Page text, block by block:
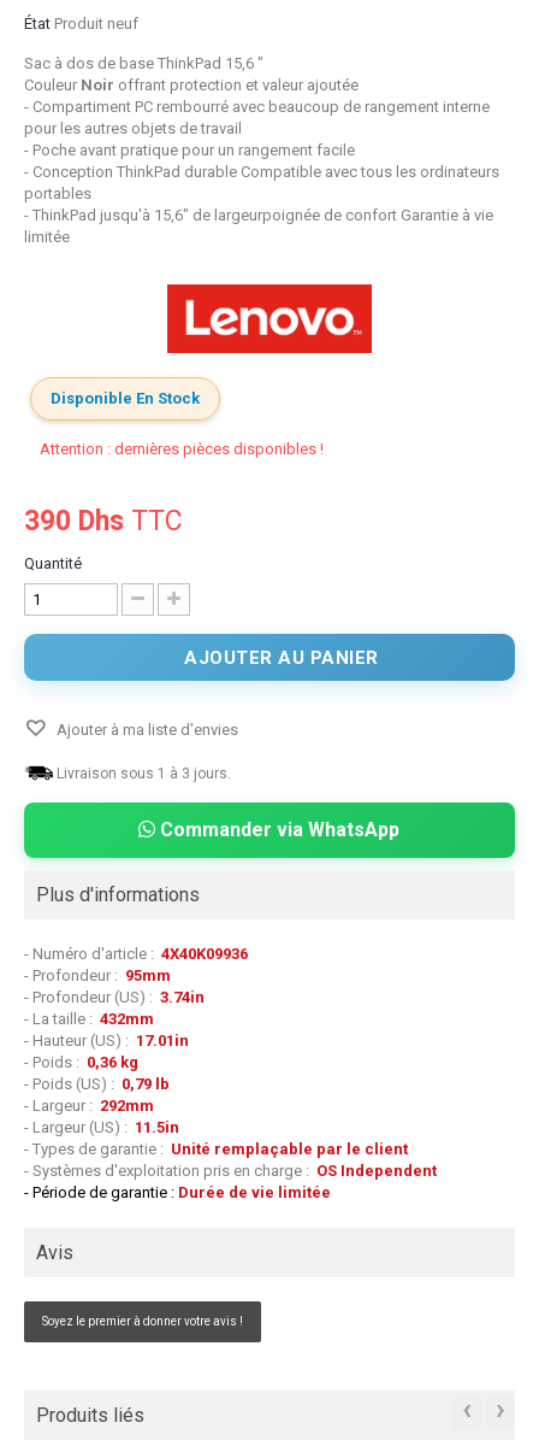
État Produit neuf
Sac à dos de base ThinkPad 15,6 "
Couleur Noir offrant protection et valeur ajoutée
- Compartiment PC rembourré avec beaucoup de rangement interne
pour les autres objets de travail
- Poche avant pratique pour un rangement facile
- Conception ThinkPad durable Compatible avec tous les ordinateurs
portables
- ThinkPad jusqu'à 15,6" de largeurpoignée de confort Garantie à vie
limitée
Disponible En Stock
Attention : dernières pièces disponibles !
390 Dhs TTC
Quantité
AJOUTER AU PANIER
Ajouter à ma liste d'envies
Livraison sous 1 à 3 jours.
Commander via WhatsApp
Plus d'informations
- Numéro d'article : 4X40K09936
- Profondeur : 95mm
- Profondeur (US) : 3.74in
- La taille : 432mm
- Hauteur (US) : 17.01in
- Poids : 0,36 kg
- Poids (US) : 0,79 lb
- Largeur : 292mm
- Largeur (US) : 11.5in
- Types de garantie : Unité remplaçable par le client
- Systèmes d'exploitation pris en charge : OS Independent
- Période de garantie : Durée de vie limitée
Avis
Soyez le premier à donner votre avis !
Produits liés ‹ ›